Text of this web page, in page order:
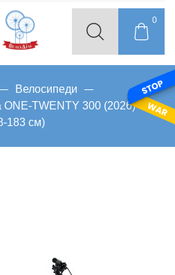
0
Велосипеди
ONE-TWENTY 300 (2026)
183 см)